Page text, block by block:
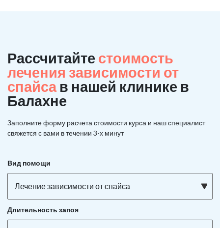
Рассчитайте стоимость
лечения зависимости от
спайса в нашей клинике в
Балахне
Заполните форму расчета стоимости курса и наш специалист
свяжется с вами в течении 3-х минут
Вид помощи
Лечение зависимости от спайса
Длительность запоя